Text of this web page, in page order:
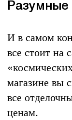
И в самом
все стоит на
магазине вы
все
ценам.